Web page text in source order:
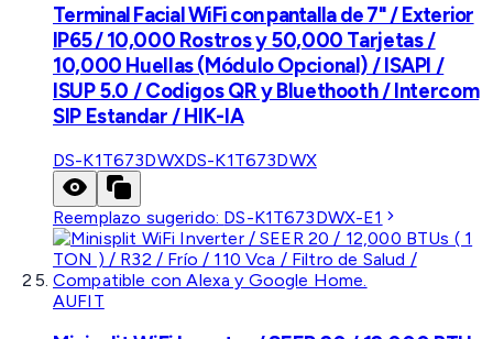
Terminal Facial WiFi con pantalla de 7" / Exterior
IP65 / 10,000 Rostros y 50,000 Tarjetas /
10,000 Huellas (Módulo Opcional) / ISAPI /
ISUP 5.0 / Codigos QR y Bluethooth / Intercom
SIP Estandar / HIK-IA
DS-K1T673DWXDS-K1T673DWX
Reemplazo sugerido: DS-K1T673DWX-E1
AUFIT